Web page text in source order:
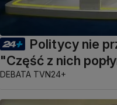
Politycy nie
"Część z nich
DEBATA TVN24+